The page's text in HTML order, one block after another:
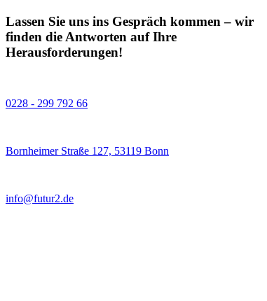
Lassen Sie uns ins Gespräch kommen – wir
finden die Antworten auf Ihre
Herausforderungen!
0228 - 299 792 66
Bornheimer Straße 127, 53119 Bonn
info@futur2.de